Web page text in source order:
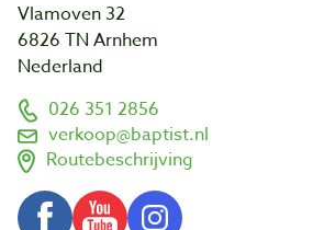
Vlamoven 32
6826 TN Arnhem
Nederland
026 351 2856
verkoop@baptist.nl
Routebeschrijving